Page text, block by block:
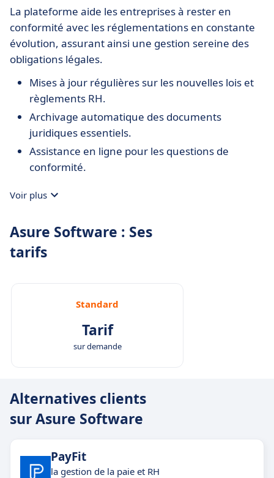
La plateforme aide les entreprises à rester en
conformité avec les réglementations en constante
évolution, assurant ainsi une gestion sereine des
obligations légales.
Mises à jour régulières sur les nouvelles lois et
règlements RH.
Archivage automatique des documents
juridiques essentiels.
Assistance en ligne pour les questions de
conformité.
Voir plus
Asure Software : Ses
tarifs
Standard
Tarif
sur demande
Alternatives clients
sur Asure Software
PayFit
la gestion de la paie et RH